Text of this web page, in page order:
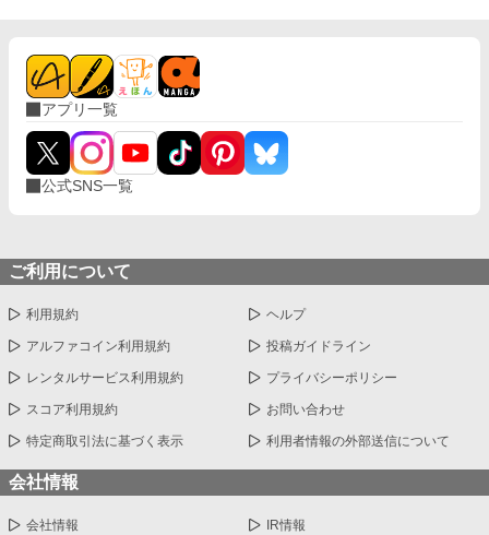
アプリ一覧
公式SNS一覧
ご利用について
利用規約 ヘルプ
アルファコイン利用規約 投稿ガイドライン
レンタルサービス利用規約 プライバシーポリシー
スコア利用規約 お問い合わせ
特定商取引法に基づく表示 利用者情報の外部送信について
会社情報
会社情報 IR情報